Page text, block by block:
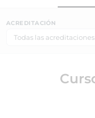
ACREDITACIÓN